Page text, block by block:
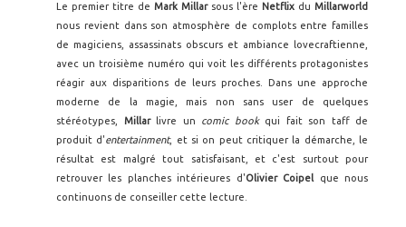
Le premier titre de Mark Millar sous l'ère Netflix du Millarworld
nous revient dans son atmosphère de complots entre familles
de magiciens, assassinats obscurs et ambiance lovecraftienne,
avec un troisième numéro qui voit les différents protagonistes
réagir aux disparitions de leurs proches. Dans une approche
moderne de la magie, mais non sans user de quelques
stéréotypes, Millar livre un comic bookqui fait son taff de
produit d'entertainment, et si on peut critiquer la démarche, le
résultat est malgré tout satisfaisant, et c'est surtout pour
retrouver les planches intérieures d'Olivier Coipel que nous
continuons de conseiller cette lecture.